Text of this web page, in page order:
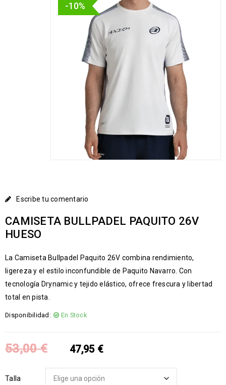
-10%
Escribe tu comentario
CAMISETA BULLPADEL PAQUITO 26V
HUESO
La Camiseta Bullpadel Paquito 26V combina rendimiento,
ligereza y el estilo inconfundible de Paquito Navarro. Con
tecnología Drynamic y tejido elástico, ofrece frescura y libertad
total en pista.
Disponibilidad: En Stock
53,00€ 47,95 €
Talla